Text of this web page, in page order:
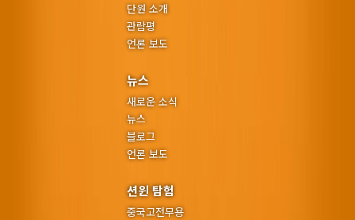
단원 소개
관람평
언론 보도
뉴스
새로운 소식
뉴스
블로그
언론 보도
션윈 탐험
중국고전무용